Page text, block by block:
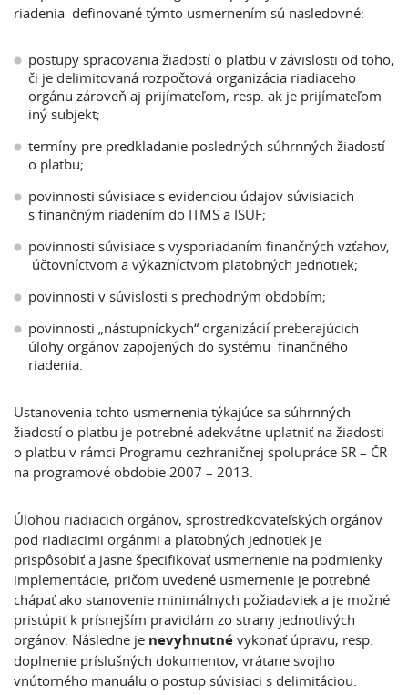
riadenia definované týmto usmernením sú nasledovné:
postupy spracovania žiadostí o platbu v závislosti od toho,
či je delimitovaná rozpočtová organizácia riadiaceho
orgánu zároveň aj prijímateľom, resp. ak je prijímateľom
iný subjekt;
termíny pre predkladanie posledných súhrnných žiadostí
o platbu;
povinnosti súvisiace s evidenciou údajov súvisiacich
s finančným riadením do ITMS a ISUF;
povinnosti súvisiace s vysporiadaním finančných vzťahov,
účtovníctvom a výkazníctvom platobných jednotiek;
povinnosti v súvislosti s prechodným obdobím;
povinnosti „nástupníckych“ organizácií preberajúcich
úlohy orgánov zapojených do systému finančného
riadenia.
Ustanovenia tohto usmernenia týkajúce sa súhrnných
žiadostí o platbu je potrebné adekvátne uplatniť na žiadosti
o platbu v rámci Programu cezhraničnej spolupráce SR – ČR
na programové obdobie 2007 – 2013.
Úlohou riadiacich orgánov, sprostredkovateľských orgánov
pod riadiacimi orgánmi a platobných jednotiek je
prispôsobiť a jasne špecifikovať usmernenie na podmienky
implementácie, pričom uvedené usmernenie je potrebné
chápať ako stanovenie minimálnych požiadaviek a je možné
pristúpiť k prísnejším pravidlám zo strany jednotlivých
orgánov. Následne je nevyhnutné vykonať úpravu, resp.
doplnenie príslušných dokumentov, vrátane svojho
vnútorného manuálu o postup súvisiaci s delimitáciou.